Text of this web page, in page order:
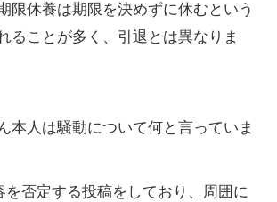
限休養は期限を決めずに休むという
ることが多く、引退とは異なりま
本人は騒動について何と言っていま
を否定する投稿をしており、周囲に